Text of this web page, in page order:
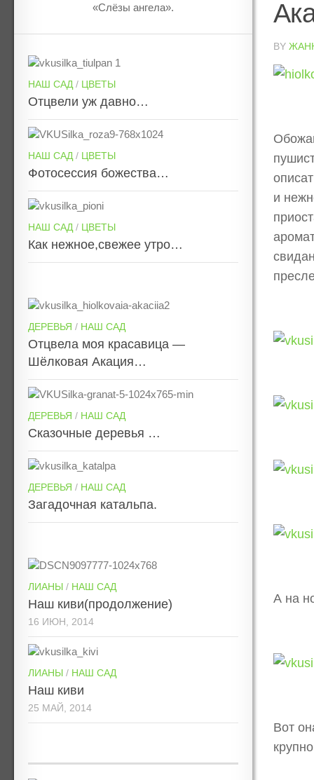
BY
и
А на
Вот
«Слёзы ангела».
НАШ САД / ЦВЕТЫ
Отцвели уж давно…
НАШ САД / ЦВЕТЫ
Фотосессия божества…
НАШ САД / ЦВЕТЫ
Как нежное,свежее утро…
ДЕРЕВЬЯ / НАШ САД
Отцвела моя красавица —
Шёлковая Акация…
ДЕРЕВЬЯ / НАШ САД
Сказочные деревья …
ДЕРЕВЬЯ / НАШ САД
Загадочная катальпа.
ЛИАНЫ / НАШ САД
Наш киви(продолжение)
16 ИЮН, 2014
ЛИАНЫ / НАШ САД
Наш киви
25 МАЙ, 2014